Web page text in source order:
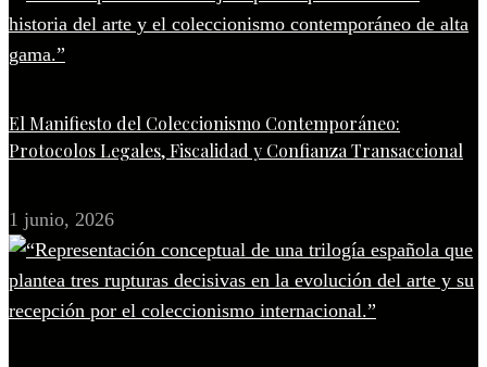
El Manifiesto del Coleccionismo Contemporáneo:
Protocolos Legales, Fiscalidad y Confianza Transaccional
1 junio, 2026